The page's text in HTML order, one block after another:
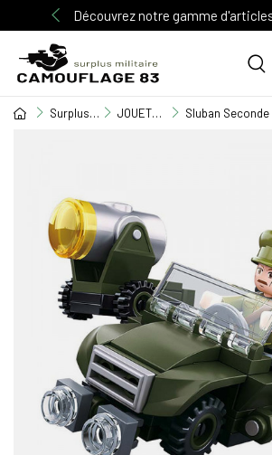
Découvrez notre gamme
Surplus Militaire JOUETS ENFANTS Sluban Seconde